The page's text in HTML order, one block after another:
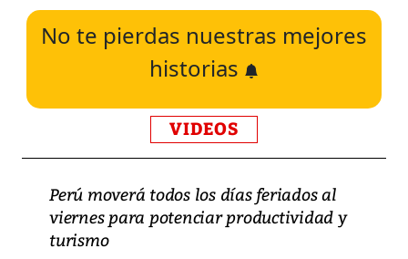
No te pierdas nuestras mejores
historias
VIDEOS
Perú moverá todos los días feriados al
viernes para potenciar productividad y
turismo